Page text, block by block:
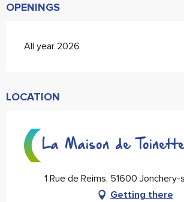
OPENINGS
All year 2026
LOCATION
La Maison de
1 Rue de Reims, 51600 Jonchery-
Getting there